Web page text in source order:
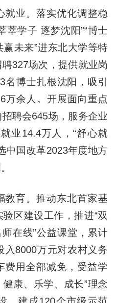
业。落实优化调整稳
莘学子 逐梦沈阳”“博士
赢未来”进东北大学等特
327场次，提供就业岗
博士扎根沈阳，吸引
万余人。开展面向重点
聘会645场，服务企业
业14.4万人，“舒心就
中国改革2023年度地方
育。推动东北首家基
区建设工作，推进“双
在线”公益课堂，累计
入8000万元对农村义务
费用全部减免，受益学
康、乐学、成长”理念